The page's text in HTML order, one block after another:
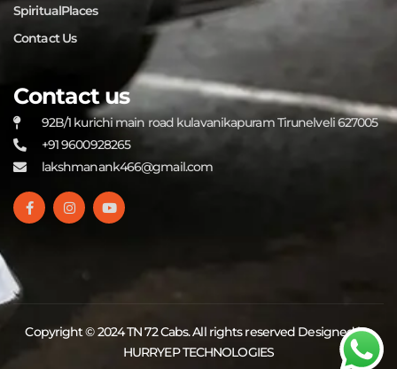
SpiritualPlaces
Contact Us
Contact us
92B/1 kurichi main road kulavanikapuram Tirunelveli 627005
+91 9600928265
lakshmanank466@gmail.com
Copyright © 2024 TN 72 Cabs. All rights reserved Designed by
HURRYEP TECHNOLOGIES